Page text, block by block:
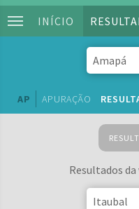
INÍCIO
AP APURAÇÃO
Resultados